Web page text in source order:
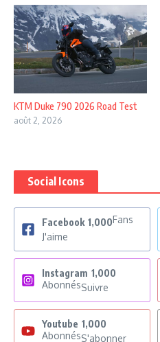
KTM Duke 790 2026 Road Test
août 2, 2026
Social Icons
Facebook 1,000Fans
J'aime
Instagram 1,000
AbonnésSuivre
Youtube 1,000
AbonnésS'abonner